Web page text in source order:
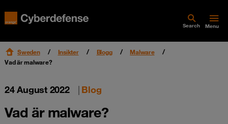
Search Menu
Sweden Insikter Blogg
Malware
Vad är malware?
24 August 2022 | Blog
Vad är malware?